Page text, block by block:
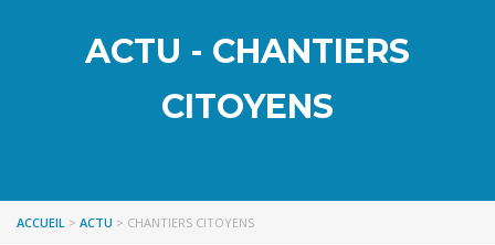
ACTU - CHANTIERS
CITOYENS
ACCUEIL > ACTU > CHANTIERS CITOYENS